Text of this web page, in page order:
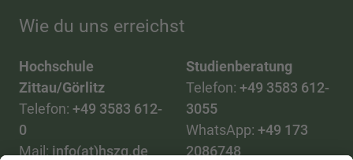
Wie du uns erreichst
Hochschule
Zittau/Görlitz
Telefon: +49 3583 612-
0
Mail: info(at)hszg.de
Studienberatung
Telefon: +49 3583 612-
3055
WhatsApp: +49 173
2086748